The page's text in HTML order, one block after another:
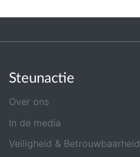
Steunactie
Over ons
In de media
Veiligheid & Betrouwbaarheid